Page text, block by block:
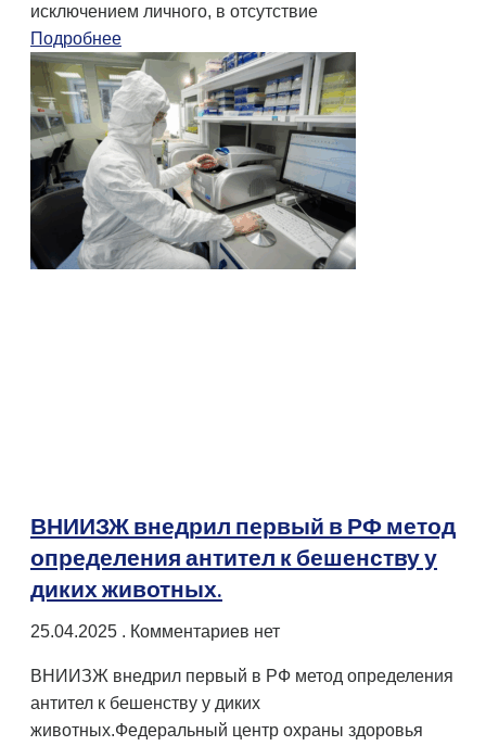
исключением личного, в отсутствие
Подробнее
ВНИИЗЖ внедрил первый в РФ метод
определения антител к бешенству у
диких животных.
25.04.2025 Комментариев нет
ВНИИЗЖ внедрил первый в РФ метод определения
антител к бешенству у диких
животных.Федеральный центр охраны здоровья